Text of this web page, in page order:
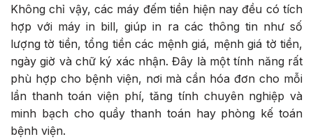
Không chỉ vậy, các máy đếm tiền hiện nay đều có tích
hợp với máy in bill, giúp in ra các thông tin như số
lượng tờ tiền, tổng tiền các mệnh giá, mệnh giá tờ tiền,
ngày giờ và chữ ký xác nhận. Đây là một tính năng rất
phù hợp cho bệnh viện, nơi mà cần hóa đơn cho mỗi
lần thanh toán viện phí, tăng tính chuyên nghiệp và
minh bạch cho quầy thanh toán hay phòng kế toán
bệnh viện.